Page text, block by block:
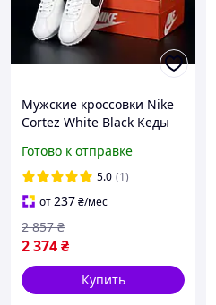
Мужские кроссовки Nike
Cortez White Black Кеды
черным знаком кожаные
демисезон
Готово к отправке
5.0 (1)
от237₴/мес
2 374₴
2 857 ₴
Купить